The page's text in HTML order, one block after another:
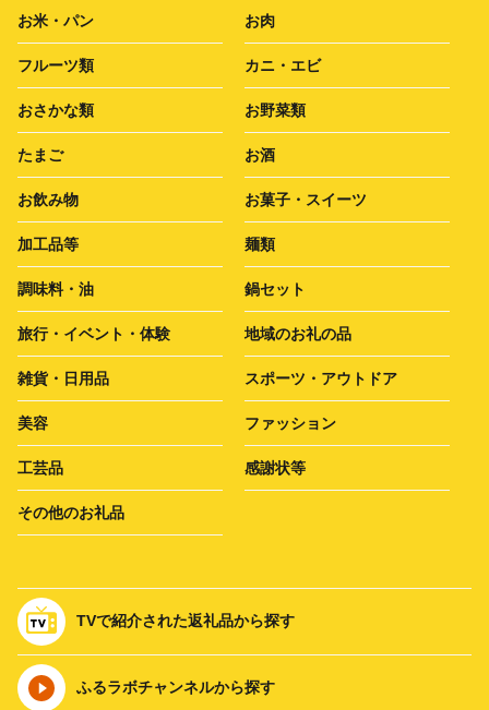
お米・パン お肉
フルーツ類 カニ・エビ
おさかな類 お野菜類
たまご お酒
お飲み物 お菓子・スイーツ
加工品等 麺類
調味料・油 鍋セット
旅行・イベント・体験 地域のお礼の品
雑貨・日用品 スポーツ・アウトドア
美容 ファッション
工芸品 感謝状等
その他のお礼品
TVで紹介された返礼品から探す
ふるラボチャンネルから探す